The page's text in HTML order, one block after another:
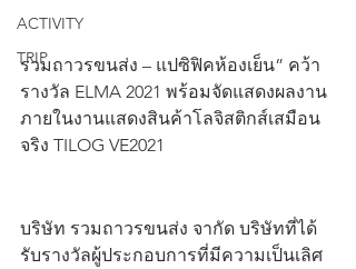
ACTIVITY
TRIP
รวมถาวรขนส่ง – แปซิฟิคห้องเย็น” คว้า
รางวัล ELMA 2021 พร้อมจัดแสดงผลงาน
ภายในงานแสดงสินค้าโลจิสติกส์เสมือน
จริง TILOG VE2021
บริษัท รวมถาวรขนส่ง จากัด บริษัทที่ได้
รับรางวัลผู้ประกอบการที่มีความเป็นเลิศ